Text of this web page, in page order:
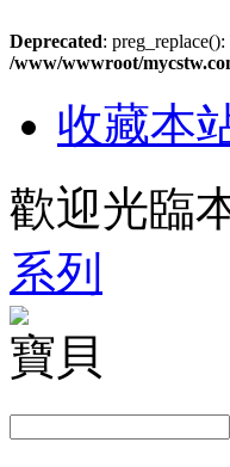
Deprecated:
/www/wwwroot/
收藏本
歡迎光臨
系列
寶貝